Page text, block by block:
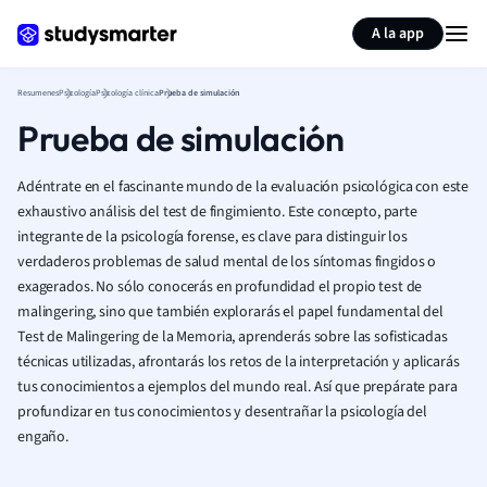
A la app
ResumenesPsicologíaPsicología clínicaPrueba de simulación
Prueba de simulación
Adéntrate en el fascinante mundo de la evaluación psicológica con este
exhaustivo análisis del test de fingimiento. Este concepto, parte
integrante de la psicología forense, es clave para distinguir los
verdaderos problemas de salud mental de los síntomas fingidos o
exagerados. No sólo conocerás en profundidad el propio test de
malingering, sino que también explorarás el papel fundamental del
Test de Malingering de la Memoria, aprenderás sobre las sofisticadas
técnicas utilizadas, afrontarás los retos de la interpretación y aplicarás
tus conocimientos a ejemplos del mundo real. Así que prepárate para
profundizar en tus conocimientos y desentrañar la psicología del
engaño.
Resumir página